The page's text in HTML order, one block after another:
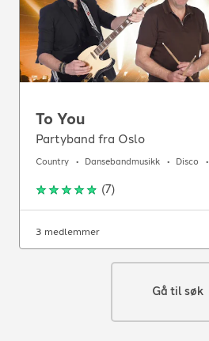
To You
Partyband fra Oslo
Country Dansebandmusikk Disco
(7)
3 medlemmer
Gå til søk